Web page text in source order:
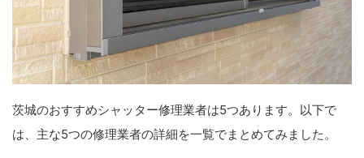
茨城のおすすめシャッター修理業者は5つあります。以下で
は、主な5つの修理業者の詳細を一覧でまとめてみました。